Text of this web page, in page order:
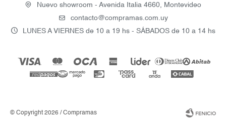
Nuevo showroom - Avenida Italia 4660, Montevideo
contacto@compramas.com.uy
LUNES A VIERNES de 10 a 19 hs - SÁBADOS de 10 a 14 hs
© Copyright 2026 / Compramas